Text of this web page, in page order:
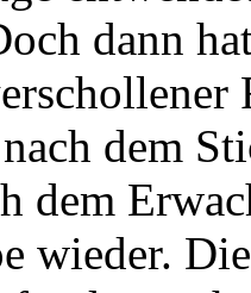
dann
dem
dem
wieder.